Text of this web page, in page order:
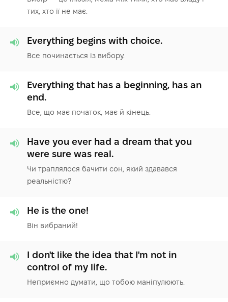
тих, хто її не має.
Everything begins with choice.
Все починається із вибору.
Everything that has a beginning, has an
end.
Все, що має початок, має й кінець.
Have you ever had a dream that you
were sure was real.
Чи траплялося бачити сон, який здавався
реальністю?
He is the one!
Він вибраний!
I don't like the idea that I'm not in
control of my life.
Неприємно думати, що тобою маніпулюють.